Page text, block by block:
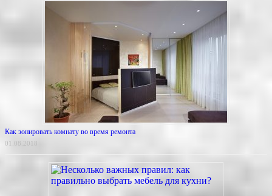
Как зонировать комнату во время ремонта
01.08.2018